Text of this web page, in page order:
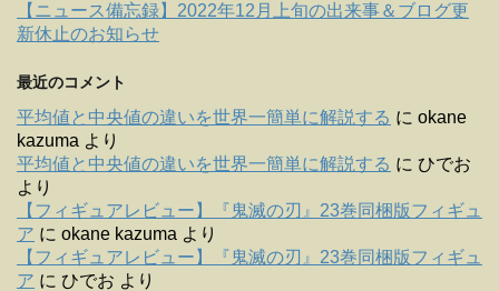
【ニュース備忘録】2022年12月上旬の出来事＆ブログ更
新休止のお知らせ
最近のコメント
平均値と中央値の違いを世界一簡単に解説する に okane
kazuma より
平均値と中央値の違いを世界一簡単に解説する に ひでお
より
【フィギュアレビュー】『鬼滅の刃』23巻同梱版フィギュ
ア に okane kazuma より
【フィギュアレビュー】『鬼滅の刃』23巻同梱版フィギュ
ア に ひでお より